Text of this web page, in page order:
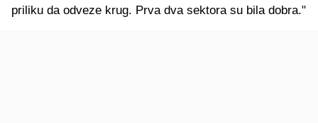
priliku da odveze krug. Prva dva sektora su bila dobra."